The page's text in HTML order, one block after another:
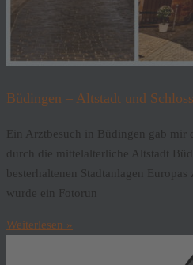
Büdingen – Altstadt und Schloss
Ein Arztbesuch in Büdingen gab mir
durch die mittelalterliche Altstadt
besterhaltenen Stadtanlagen
wurde ein Fotorun
Weiterlesen »